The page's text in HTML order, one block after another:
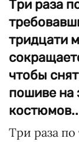
Три раза
тридцати
чтобы
пошиве на
Три раза